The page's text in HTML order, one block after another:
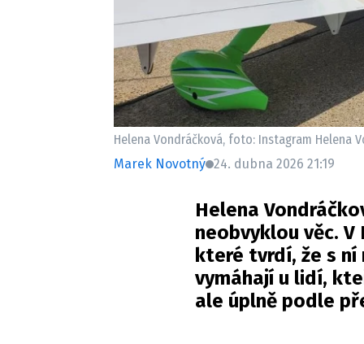
Helena Vondráčková, foto: Instagram Helena
Marek Novotný 24. dubna 2026 21:19
Helena
neobvyklou věc.
které tvrdí, že s
vymáhají u lidí,
ale úplně podle